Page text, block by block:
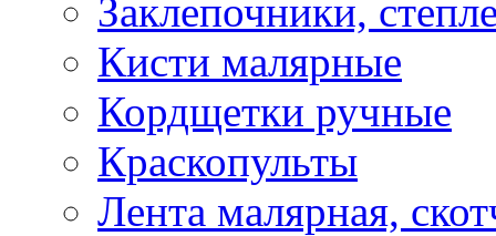
Заклепочники,
Кисти малярные
Кордщетки ручные
Краскопульты
Лента малярная,